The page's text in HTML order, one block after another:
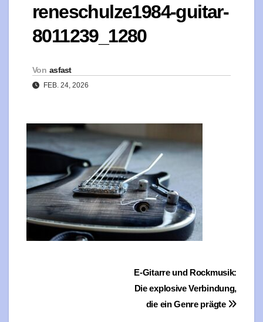
reneschulze1984-guitar-
8011239_1280
Von asfast
FEB. 24, 2026
BeitragsnavigationE‑Gitarre und Rockmusik:
Die explosive Verbindung,
die ein Genre prägte